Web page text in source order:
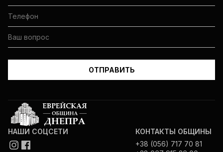
НАШИ СОЦСЕТИ
КОНТАКТЫ ОБЩИНЫ
+38 (056) 717 70 81